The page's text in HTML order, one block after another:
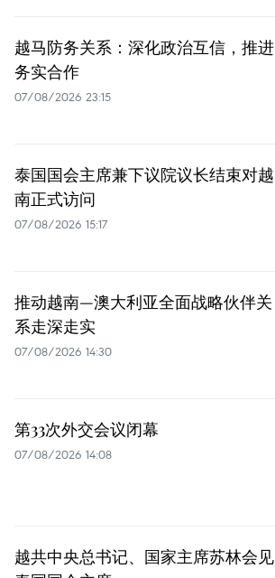
越马防务关系：深化政治互信，推进
务实合作
07/08/2026 23:15
泰国国会主席兼下议院议长结束对越
南正式访问
07/08/2026 15:17
推动越南—澳大利亚全面战略伙伴关
系走深走实
07/08/2026 14:30
第33次外交会议闭幕
07/08/2026 14:08
越共中央总书记、国家主席苏林会见